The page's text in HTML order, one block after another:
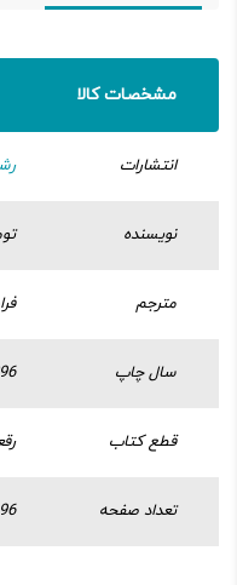
مشخصات کالا
انتشارات
نویسنده
مترجم
سال چاپ
قطع کتاب
تعداد صفحه 96